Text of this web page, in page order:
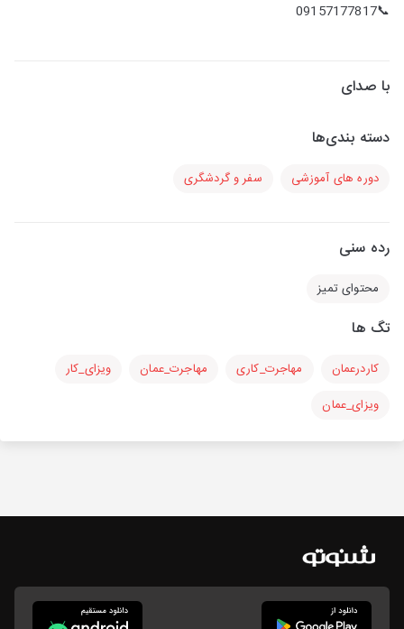
📞09157177817
با صدای
دسته بندی‌ها
دوره های آموزشی سفر و گردشگری
رده سنی
محتوای تمیز
تگ ها
کاردرعمان مهاجرت_کاری مهاجرت_عمان
ویزای_کار
ویزای_عمان